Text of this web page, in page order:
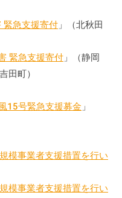
緊急支援寄付 」（北秋田
緊急支援寄付 」（静岡
田町）
15号緊急支援募金 」
模事業者支援措置を行い
模事業者支援措置を行い